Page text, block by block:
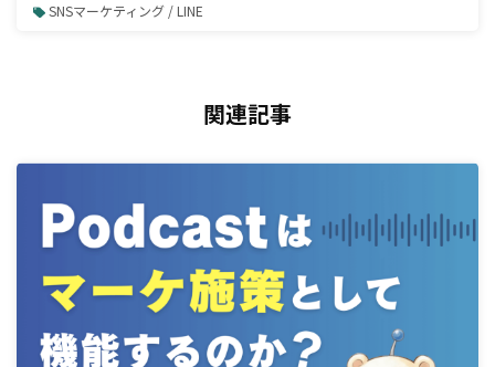
SNSマーケティング / LINE
関連記事